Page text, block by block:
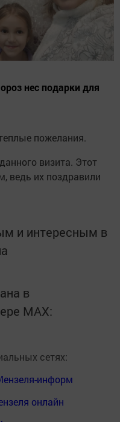
нес подарки для
пожелания.
визита. Этот
ведь их поздравили
и интересным в
в
MАХ:
сетях:
информ
онлайн